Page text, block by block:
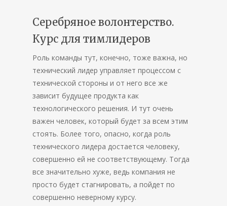
Серебряное волонтерство.
Курс для тимлидеров
Роль команды тут, конечно, тоже важна, но
технический лидер управляет процессом с
технической стороны и от него все же
зависит будущее продукта как
технологического решения. И тут очень
важен человек, который будет за всем этим
стоять. Более того, опасно, когда роль
технического лидера достается человеку,
совершенно ей не соответствующему. Тогда
все значительно хуже, ведь компания не
просто будет стагнировать, а пойдет по
совершенно неверному курсу.